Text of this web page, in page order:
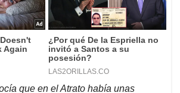
que en el Atrato había unas